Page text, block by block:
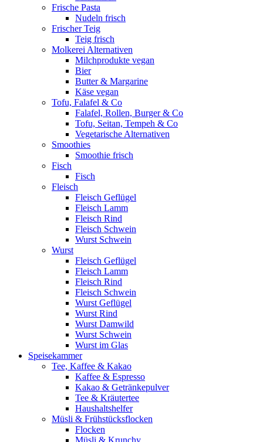
Frische Pasta
Nudeln frisch
Frischer Teig
Teig frisch
Molkerei Alternativen
Milchprodukte vegan
Bier
Butter & Margarine
Käse vegan
Tofu, Falafel & Co
Falafel, Rollen, Burger & Co
Tofu, Seitan, Tempeh & Co
Vegetarische Alternativen
Smoothies
Smoothie frisch
Fisch
Fisch
Fleisch
Fleisch Geflügel
Fleisch Lamm
Fleisch Rind
Fleisch Schwein
Wurst Schwein
Wurst
Fleisch Geflügel
Fleisch Lamm
Fleisch Rind
Fleisch Schwein
Wurst Geflügel
Wurst Rind
Wurst Damwild
Wurst Schwein
Wurst im Glas
Speisekammer
Tee, Kaffee & Kakao
Kaffee & Espresso
Kakao & Getränkepulver
Tee & Kräutertee
Haushaltshelfer
Müsli & Frühstücksflocken
Flocken
Müsli & Krunchy